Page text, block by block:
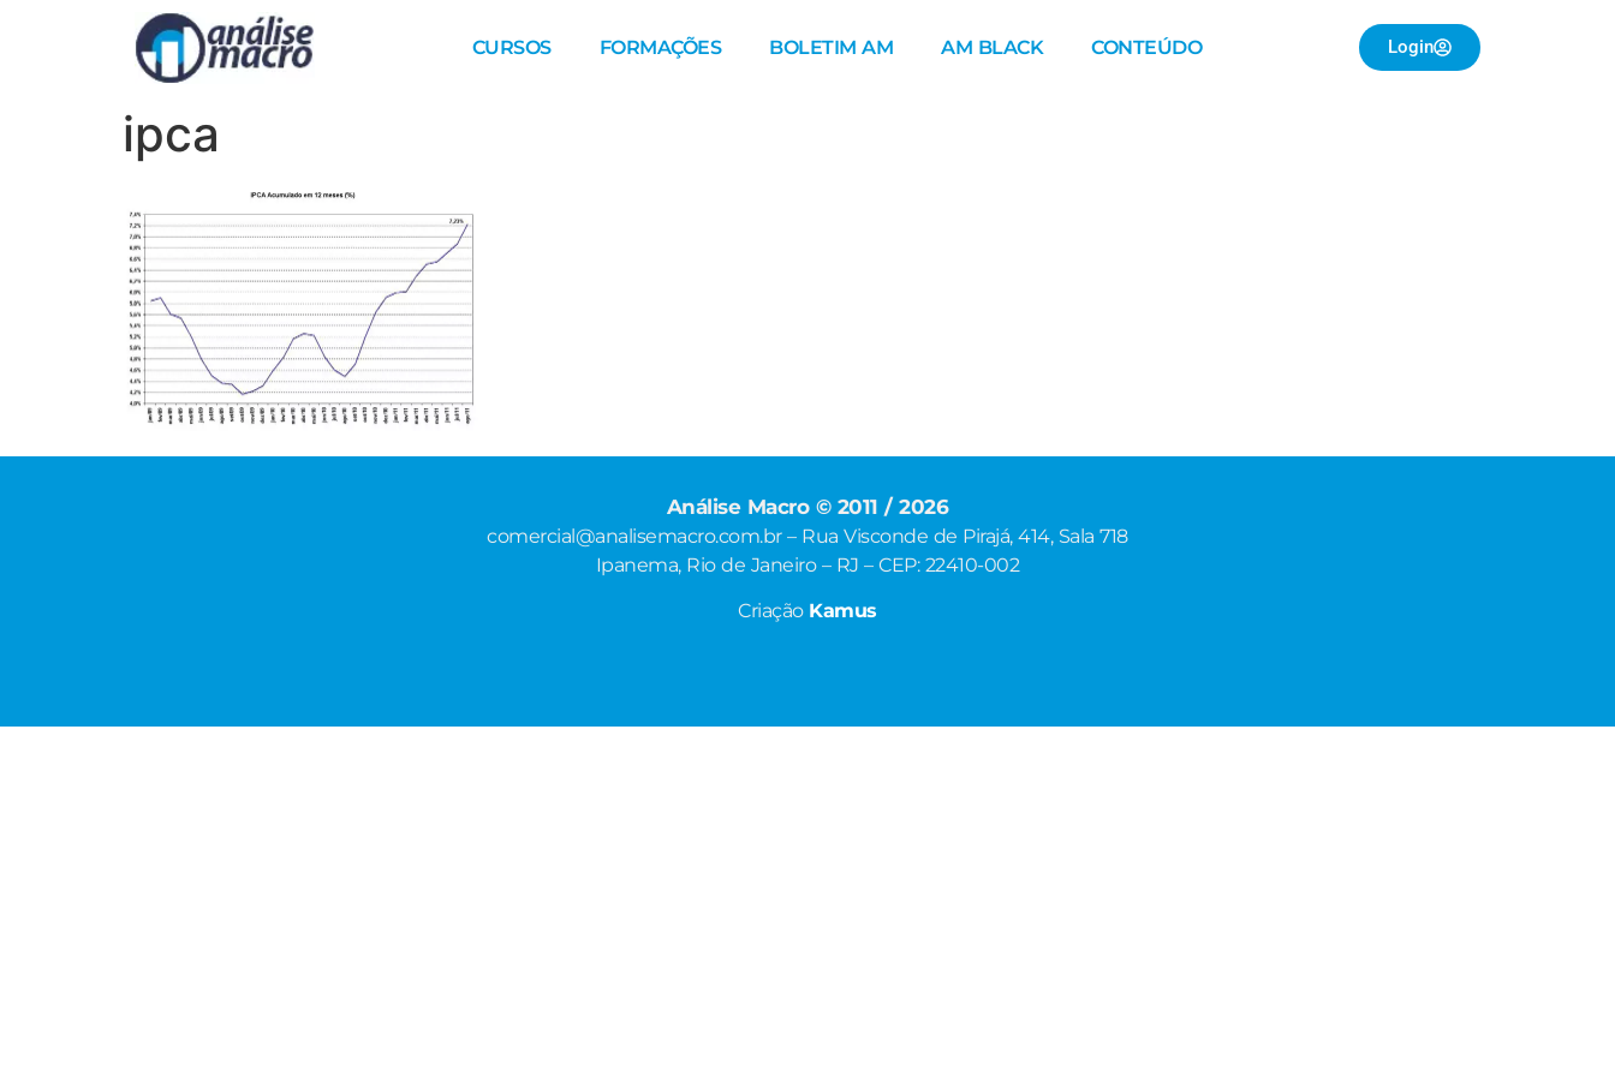
CURSOS FORMAÇÕES BOLETIM AM AM BLACK CONTEÚDO Login
ipca
Análise Macro © 2011 / 2026
comercial@analisemacro.com.br – Rua Visconde de Pirajá, 414, Sala 718
Ipanema, Rio de Janeiro – RJ – CEP: 22410-002
Criação Kamus